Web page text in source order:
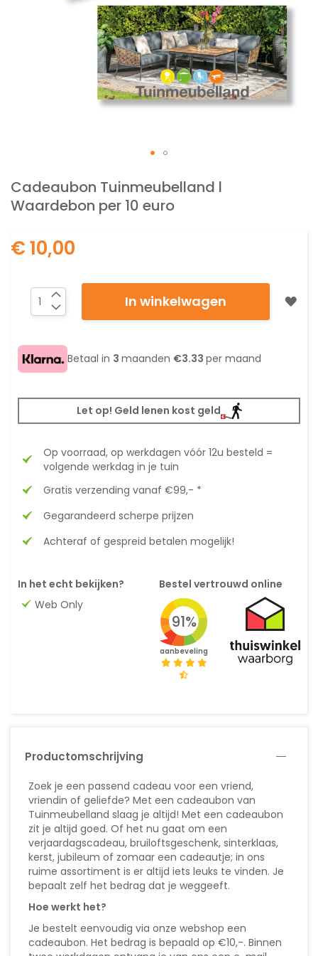
Cadeaubon Tuinmeubelland l
Waardebon per 10 euro
naar
het
begin
de
afbeeldingen-
€ 10,00
In winkelwagen
Betaal in 3 maanden €3.33 per maand
Let op! Geld lenen kost geld
Op voorraad, op werkdagen vóór 12u besteld =
volgende werkdag in je tuin
Gratis verzending vanaf €99,- *
Gegarandeerd scherpe prijzen
Achteraf of gespreid betalen mogelijk!
In het echt bekijken?
Web Only
Bestel vertrouwd online
91%
aanbeveling
Productomschrijving
Zoek je een passend cadeau voor een vriend,
vriendin of geliefde? Met een cadeaubon van
Tuinmeubelland slaag je altijd! Met een cadeaubon
zit je altijd goed. Of het nu gaat om een
verjaardagscadeau, bruiloftsgeschenk, sinterklaas,
kerst, jubileum of zomaar een cadeautje; in ons
ruime assortiment is er altijd iets leuks te vinden. Je
bepaalt zelf het bedrag dat je weggeeft.
Hoe werkt het?
Je bestelt eenvoudig via onze webshop een
cadeaubon. Het bedrag is bepaald op €10,-. Binnen